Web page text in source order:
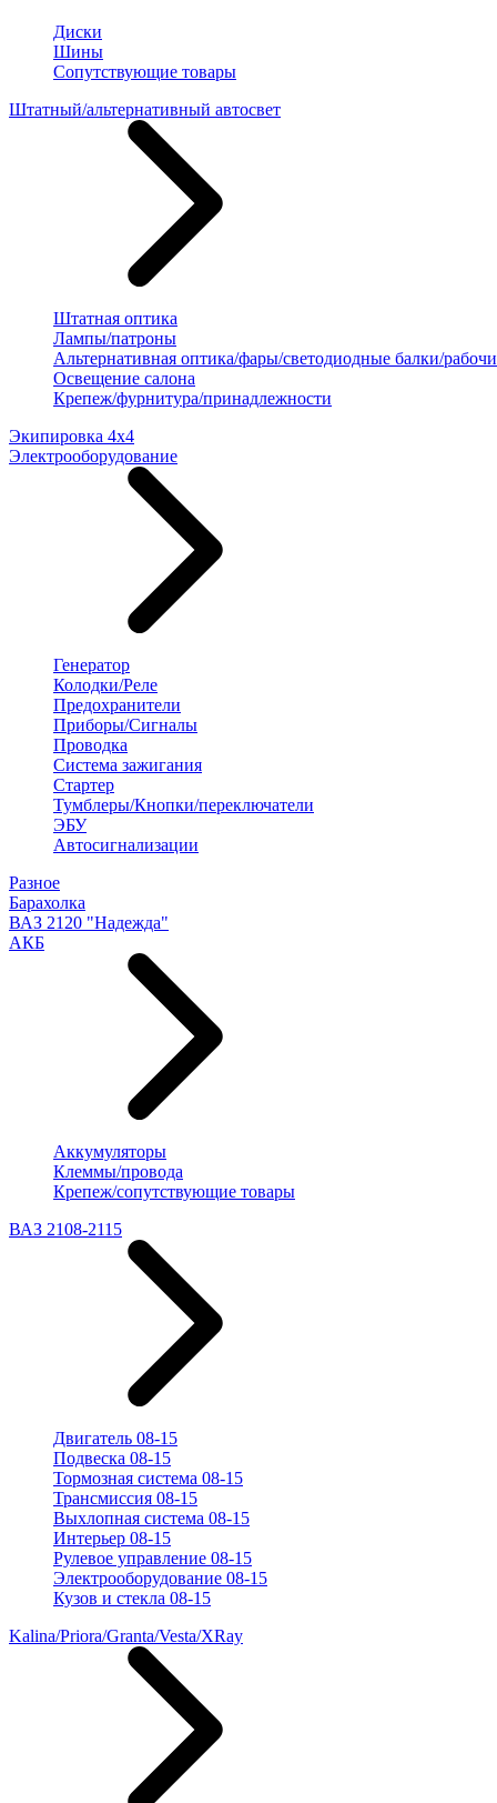
Диски
Шины
Сопутствующие товары
Штатный/альтернативный автосвет
Штатная оптика
Лампы/патроны
Альтернативная оптика/фары/светодиодные балки/
Освещение салона
Крепеж/фурнитура/принадлежности
Экипировка 4х4
Электрооборудование
Генератор
Колодки/Реле
Предохранители
Приборы/Сигналы
Проводка
Система зажигания
Стартер
Тумблеры/Кнопки/переключатели
ЭБУ
Автосигнализации
Разное
Барахолка
ВАЗ 2120 "Надежда"
АКБ
Аккумуляторы
Клеммы/провода
Крепеж/сопутствующие товары
ВАЗ 2108-2115
Двигатель 08-15
Подвеска 08-15
Тормозная система 08-15
Трансмиссия 08-15
Выхлопная система 08-15
Интерьер 08-15
Рулевое управление 08-15
Электрооборудование 08-15
Кузов и стекла 08-15
Kalina/Priora/Granta/Vesta/XRay